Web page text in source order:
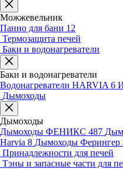
Можжевельник
Панно для бани 12
Термозащита печей
Баки и водонагреватели
Баки и водонагреватели
Водонагреватели HARVIA 6
Дымоходы
Дымоходы
Дымоходы ФЕНИКС 487
Harvia 8 Дымоходы Ферингер
Принадлежности для печей
Тэны и запасные части для